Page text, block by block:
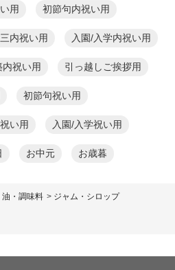
用 初節句内祝い用
内祝い用 入園/入学内祝い用
内祝い用 引っ越しご挨拶用
初節句祝い用
い用 入園/入学祝い用
お中元 お歳暮
油・調味料 > ジャム・シロップ